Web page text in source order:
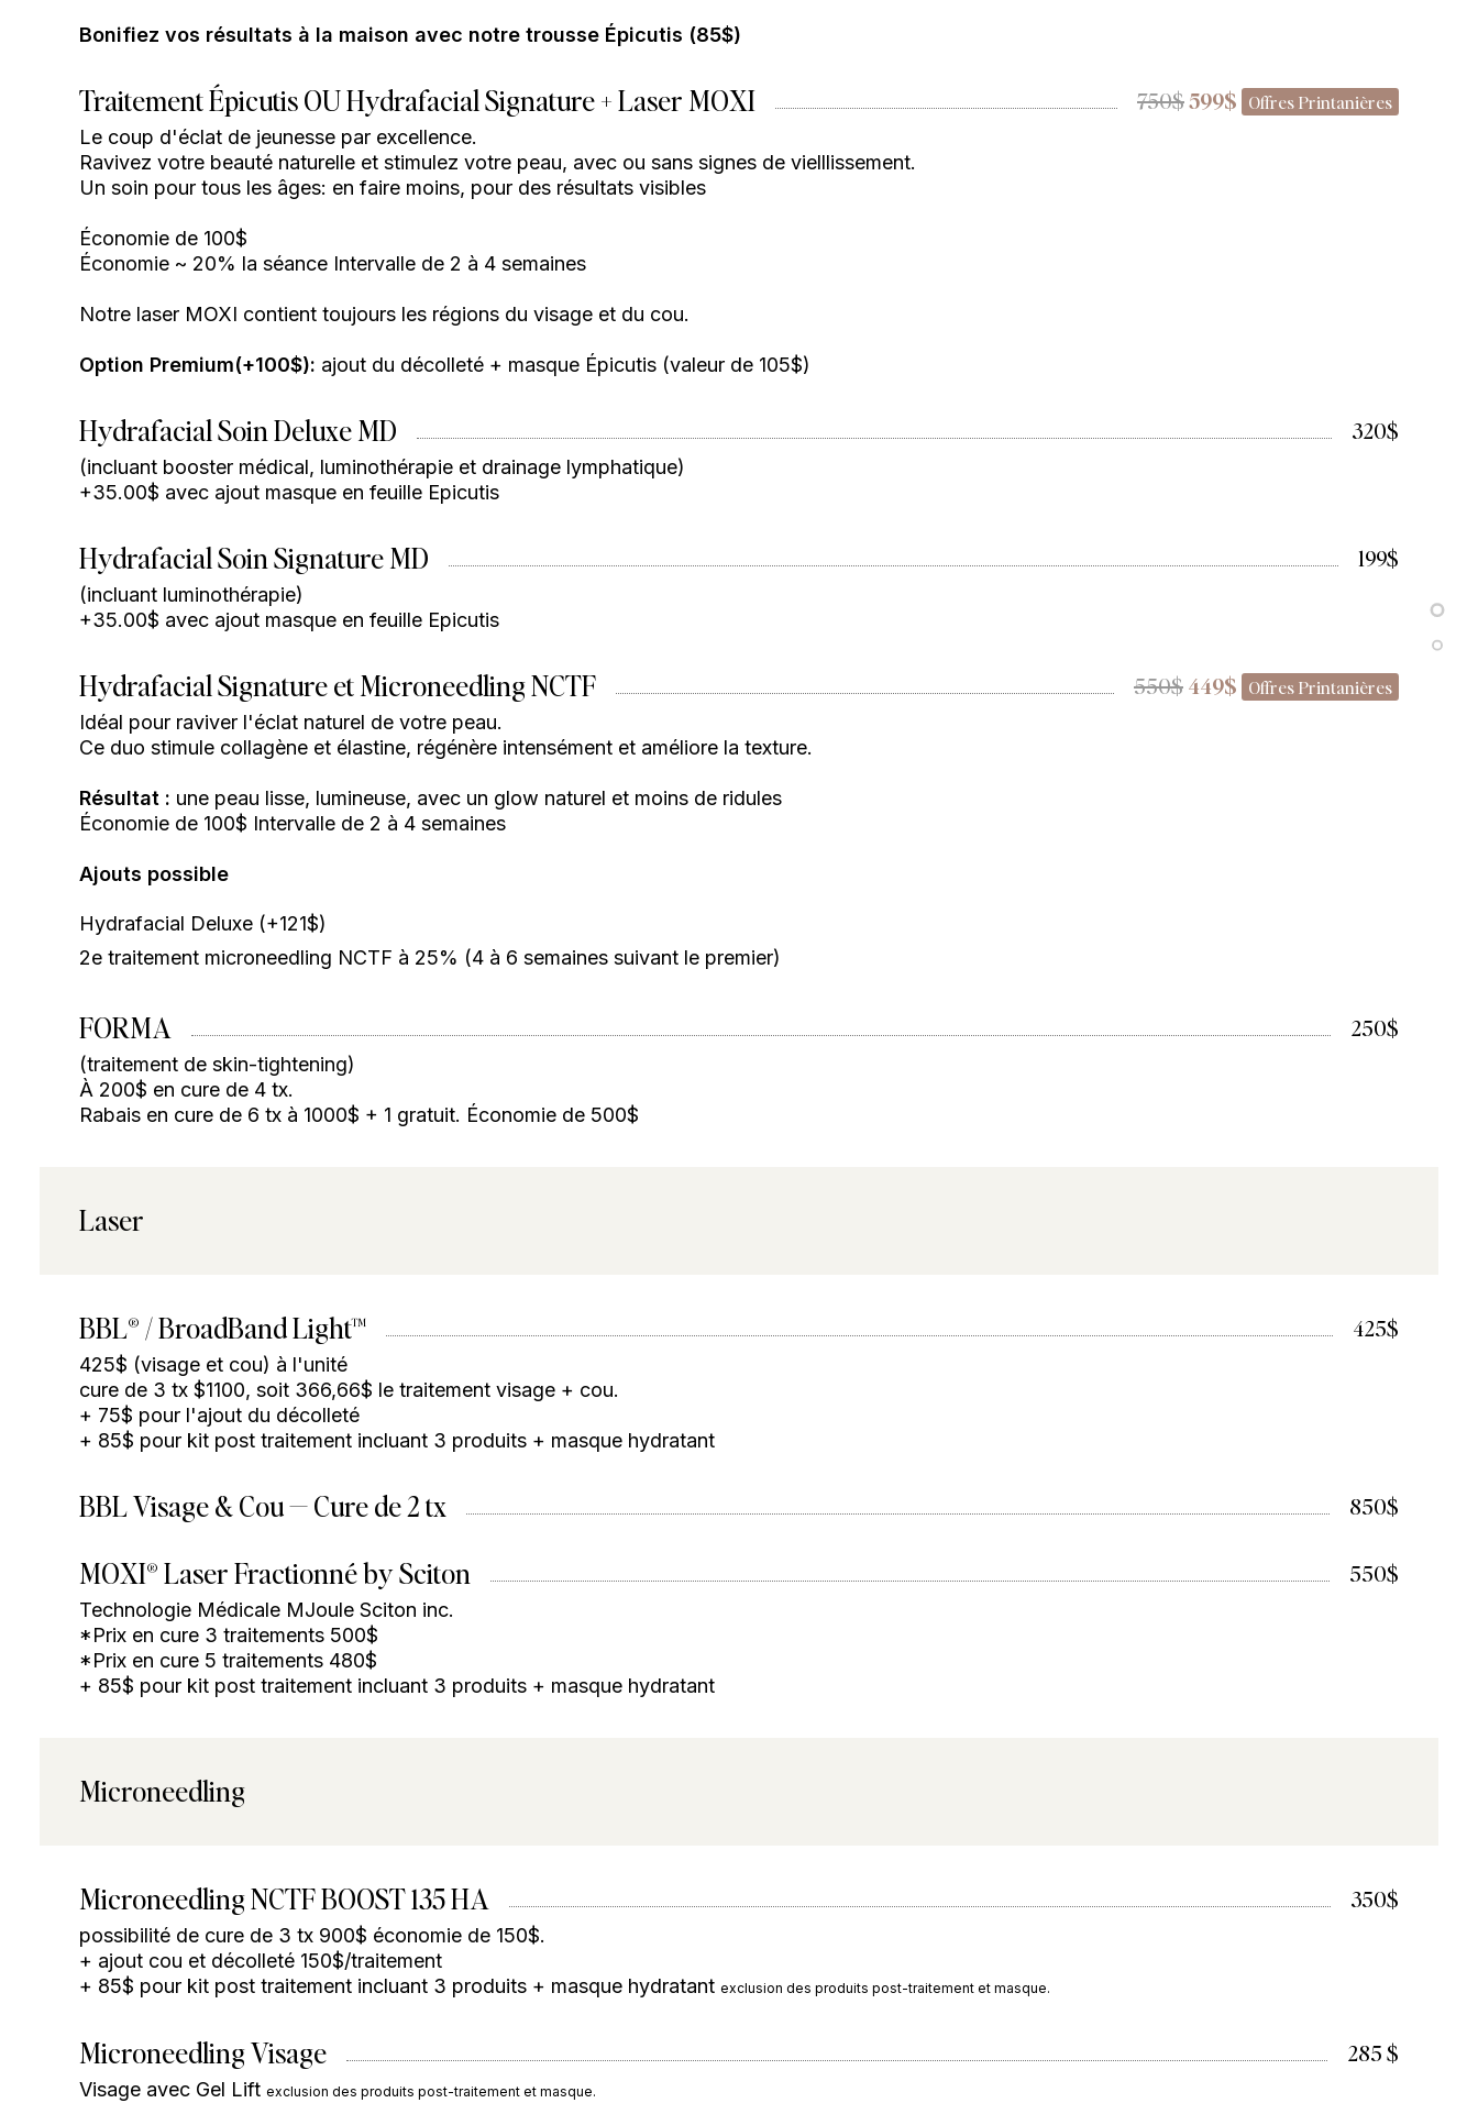
Bonifiez vos résultats à la maison avec notre trousse Épicutis (85$)
Traitement Épicutis OU Hydrafacial Signature + Laser MOXI 750$599$ Offres Printanières
Le coup d'éclat de jeunesse par excellence.
Ravivez votre beauté naturelle et stimulez votre peau, avec ou sans signes de vielllissement.
Un soin pour tous les âges: en faire moins, pour des résultats visibles
Économie de 100$
Économie ~ 20% la séance Intervalle de 2 à 4 semaines
Notre laser MOXI contient toujours les régions du visage et du cou.
Option Premium(+100$): ajout du décolleté + masque Épicutis (valeur de 105$)
Hydrafacial Soin Deluxe MD 320$
(incluant booster médical, luminothérapie et drainage lymphatique)
+35.00$ avec ajout masque en feuille Epicutis
Hydrafacial Soin Signature MD 199$
(incluant luminothérapie)
+35.00$ avec ajout masque en feuille Epicutis
Hydrafacial Signature et Microneedling NCTF 550$449$ Offres Printanières
Idéal pour raviver l'éclat naturel de votre peau.
Ce duo stimule collagène et élastine, régénère intensément et améliore la texture.
Résultat : une peau lisse, lumineuse, avec un glow naturel et moins de ridules
Économie de 100$ Intervalle de 2 à 4 semaines
Ajouts possible
Hydrafacial Deluxe (+121$)
2e traitement microneedling NCTF à 25% (4 à 6 semaines suivant le premier)
FORMA 250$
(traitement de skin-tightening)
À 200$ en cure de 4 tx.
Rabais en cure de 6 tx à 1000$ + 1 gratuit. Économie de 500$
Laser
BBL® / BroadBand Light™ 425$
425$ (visage et cou) à l'unité
cure de 3 tx $1100, soit 366,66$ le traitement visage + cou.
+ 75$ pour l'ajout du décolleté
+ 85$ pour kit post traitement incluant 3 produits + masque hydratant
BBL Visage & Cou — Cure de 2 tx 850$
MOXI® Laser Fractionné by Sciton 550$
Technologie Médicale MJoule Sciton inc.
*Prix en cure 3 traitements 500$
*Prix en cure 5 traitements 480$
+ 85$ pour kit post traitement incluant 3 produits + masque hydratant
Microneedling
Microneedling NCTF BOOST 135 HA 350$
possibilité de cure de 3 tx 900$ économie de 150$.
+ ajout cou et décolleté 150$/traitement
+ 85$ pour kit post traitement incluant 3 produits + masque hydratant exclusion des produits post-traitement et masque.
Microneedling Visage 285 $
Visage avec Gel Lift exclusion des produits post-traitement et masque.